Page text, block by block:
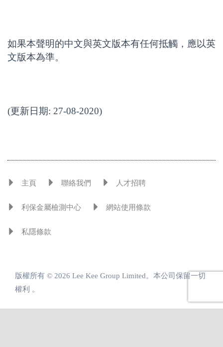
如果本聲明的中文與英文版本有任何抵觸，應以英
文版本為準。
(更新日期: 27-08-2020)
主頁 聯絡我們 人才招聘
利保金屬檢測中心 網站使用條款
私隱條款
版權所有 © 2026 Lee Kee Group Limited。本公司保留一切
權利 。